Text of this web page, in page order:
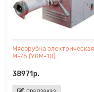
Мясорубка электрическая
М-75 (УКМ-10)
38971р.